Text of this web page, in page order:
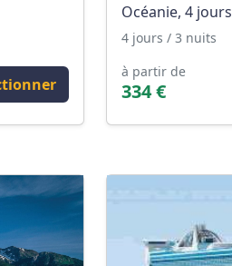
Océanie, 4 jours
4 jours / 3 nuits
à partir de
334 €